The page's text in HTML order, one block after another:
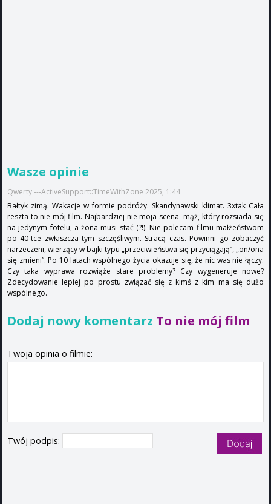
Wasze opinie
Qwerty ---ActiveSupport::TimeWithZone 2025, 1:44
Bałtyk zimą. Wakacje w formie podróży. Skandynawski klimat. 3xtak Cała
reszta to nie mój film. Najbardziej nie moja scena- mąż, który rozsiada się
na jedynym fotelu, a żona musi stać (?!). Nie polecam filmu małżeństwom
po 40-tce zwłaszcza tym szczęśliwym. Stracą czas. Powinni go zobaczyć
narzeczeni, wierzący w bajki typu „przeciwieństwa się przyciągają”, „on/ona
się zmieni”. Po 10 latach wspólnego życia okazuje się, że nic was nie łączy.
Czy taka wyprawa rozwiąże stare problemy? Czy wygeneruje nowe?
Zdecydowanie lepiej po prostu związać się z kimś z kim ma się dużo
wspólnego.
Dodaj nowy komentarz To nie mój film
Twoja opinia o filmie:
Twój podpis: